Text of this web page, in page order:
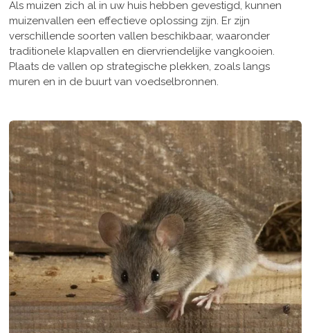
Als muizen zich al in uw huis hebben gevestigd, kunnen
muizenvallen een effectieve oplossing zijn. Er zijn
verschillende soorten vallen beschikbaar, waaronder
traditionele klapvallen en diervriendelijke vangkooien.
Plaats de vallen op strategische plekken, zoals langs
muren en in de buurt van voedselbronnen.